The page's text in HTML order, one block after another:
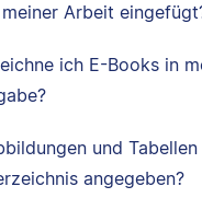
Arbeit
ich E-Books in
und Tabellen
angegeben?